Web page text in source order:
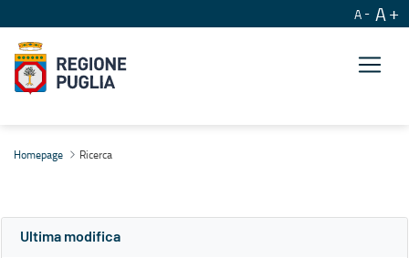
A A
Homepage Ricerca
Ultima modifica